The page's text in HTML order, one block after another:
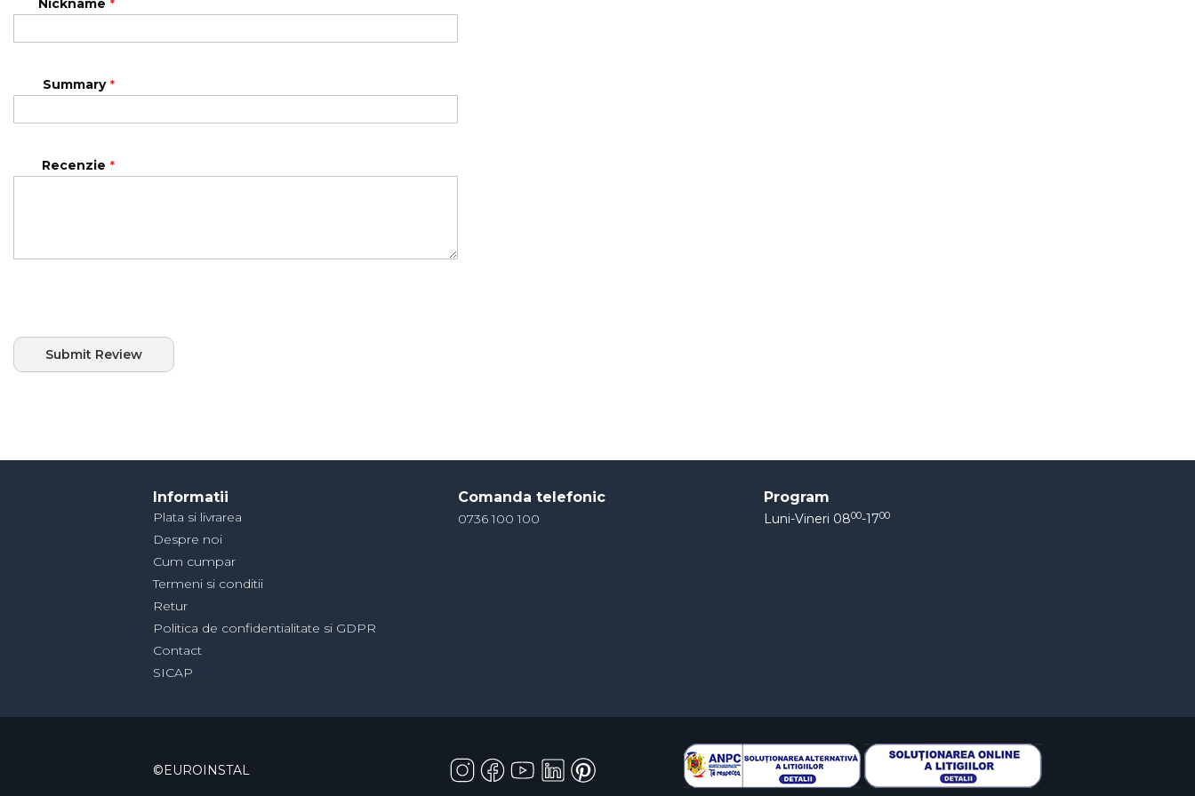
Nickname
Summary
Recenzie
Submit Review
Informatii
Plata si livrarea
Despre noi
Cum cumpar
Termeni si conditii
Retur
Politica de confidentialitate si GDPR
Contact
SICAP
Comanda telefonic
0736 100 100
Program
Luni-Vineri 0800-1700
©EUROINSTAL